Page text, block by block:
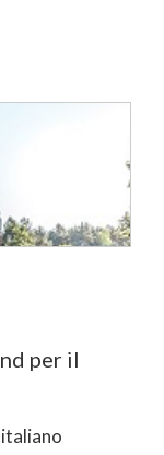
per il